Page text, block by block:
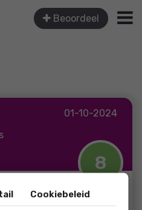
Beoordeel
01-10-2024
8
Cookiebeleid